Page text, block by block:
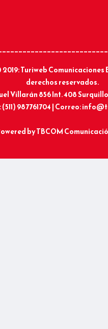
Turiweb Comunicaciones
derechos reservados.
Villarán 856 Int. 408
(511) 987761704 | Correo:
byTBCOM